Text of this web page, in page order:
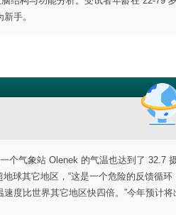
手。
个气象站 Olenek 的气温也达到了 32.7
球其它地区，“这是一个危险的反馈循环
度比世界其它地区快四倍。”今年预计将